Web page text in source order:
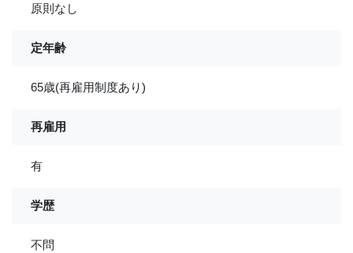
原則なし
定年齢
65歳(再雇用制度あり)
再雇用
有
学歴
不問